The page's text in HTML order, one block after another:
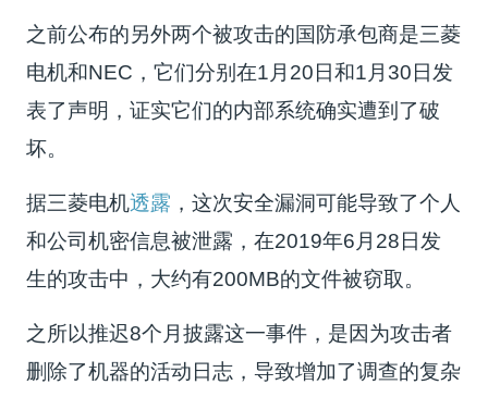
之前公布的另外两个被攻击的国防承包商是三菱
电机和NEC，它们分别在1月20日和1月30日发
表了声明，证实它们的内部系统确实遭到了破
坏。
据三菱电机透露 ，这次安全漏洞可能导致了个人
和公司机密信息被泄露，在2019年6月28日发
生的攻击中，大约有200MB的文件被窃取。
之所以推迟8个月披露这一事件，是因为攻击者
删除了机器的活动日志，导致增加了调查的复杂